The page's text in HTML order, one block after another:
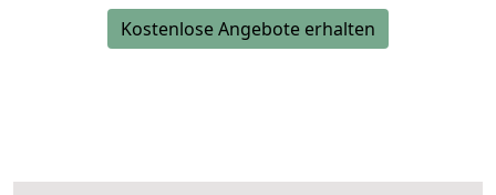
Kostenlose Angebote erhalten